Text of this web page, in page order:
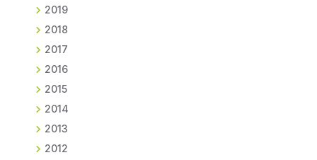
2019
2018
2017
2016
2015
2014
2013
2012